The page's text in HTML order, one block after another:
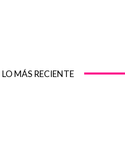
LO MÁS RECIENTE